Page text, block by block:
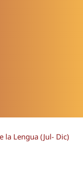
la Lengua (Jul- Dic)